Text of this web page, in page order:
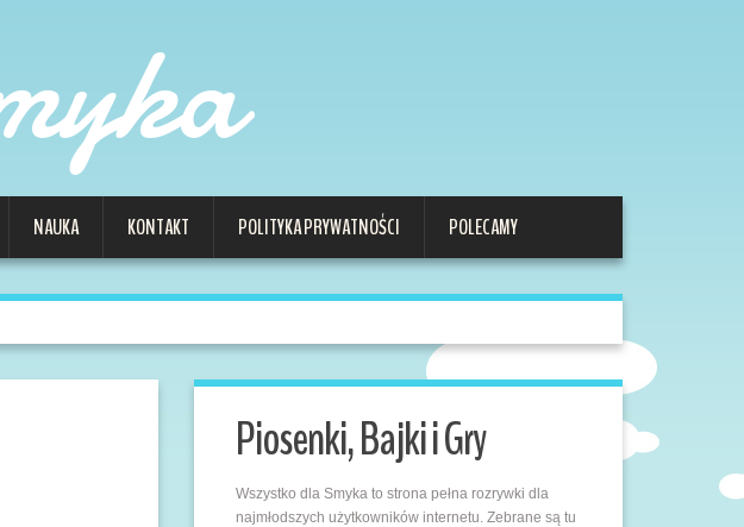
NAUKA KONTAKT POLITYKA PRYWATNOŚCI POLECAMY
Piosenki, Bajki i Gry
Wszystko dla Smyka to strona pełna rozrywki dla
najmłodszych użytkowników internetu. Zebrane są tu